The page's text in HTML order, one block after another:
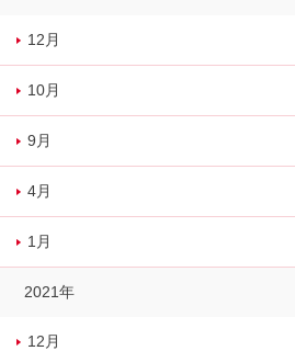
12月
10月
9月
4月
1月
2021年
12月